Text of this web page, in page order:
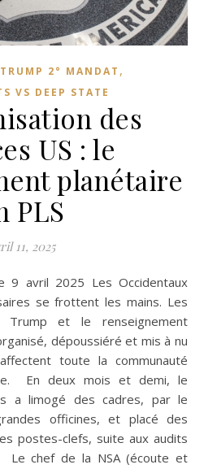
TRUMP 2° MANDAT ,
VS DEEP STATE
des
US : le
planétaire
PLS
11, 2025
se frottent les mains. Les
Trump et le renseignement
dépoussiéré et mis à nu
toute la communauté
En deux mois et demi, le
a limogé des cadres, par le
officines, et placé des
postes-clefs, suite aux audits
Le chef de la NSA (écoute et